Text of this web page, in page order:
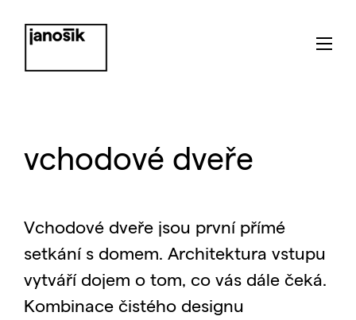
vchodové dveře
Vchodové dveře jsou první přímé
setkání s domem. Architektura vstupu
vytváří dojem o tom, co vás dále čeká.
Kombinace čistého designu